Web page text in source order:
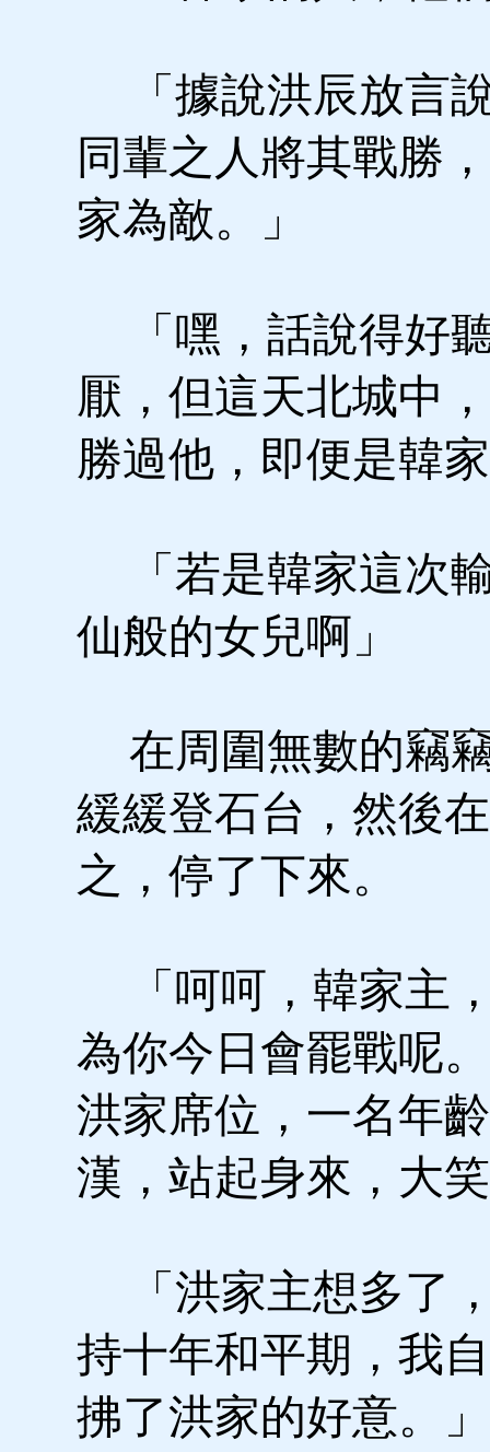
「據說洪辰放言
同輩之人將其戰勝
家為敵。」
「嘿，話說得好
厭，但這天北城中
勝過他，即便是韓
「若是韓家這次
仙般的女兒啊」
在周圍無數的竊
緩緩登石台，然後
之，停了下來。
「呵呵，韓家主
為你今日會罷戰呢
洪家席位，一名年
漢，站起身來，大
「洪家主想多了
持十年和平期，我
拂了洪家的好意。